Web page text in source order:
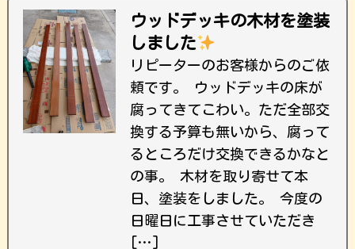
ウッドデッキの木材を塗装
しました
リピーターのお客様からのご依
頼です。 ウッドデッキの床が
腐ってきてこわい。ただ全部交
換する予算も無いから、腐って
るところだけ交換できるかなと
の事。 木材を取り寄せて本
日、塗装をしました。 今度の
日曜日に工事させていただき
[…]